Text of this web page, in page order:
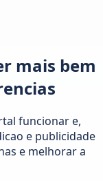
mais bem
funcionar e,
e publicidade
e melhorar a